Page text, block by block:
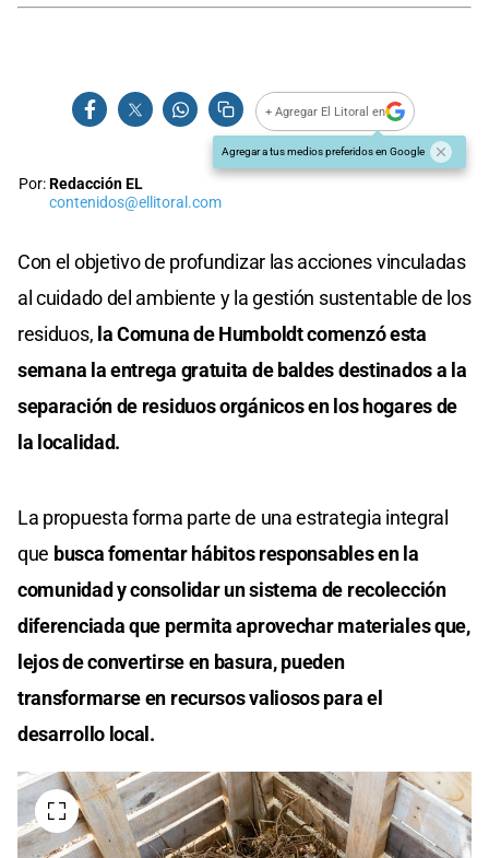
+ Agregar El Litoral en
Agregar a tus medios preferidos en Google
Por:Redacción EL
contenidos@ellitoral.com
Con el objetivo de profundizar las acciones vinculadas
al cuidado del ambiente y la gestión sustentable de los
residuos, la Comuna de Humboldt comenzó esta
semana la entrega gratuita de baldes destinados a la
separación de residuos orgánicos en los hogares de
la localidad.
La propuesta forma parte de una estrategia integral
que busca fomentar hábitos responsables en la
comunidad y consolidar un sistema de recolección
diferenciada que permita aprovechar materiales que,
lejos de convertirse en basura, pueden
transformarse en recursos valiosos para el
desarrollo local.